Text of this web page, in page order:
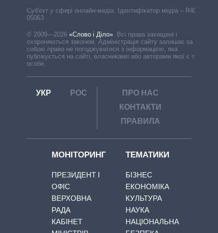
Cуб'єкт у сфері онлайн-медіа. Ідентифікатор медіа – R40-
05063
© 2009—2026 «Слово і Діло». Всі права захищені і
охороняються законом. Адміністрація сайту залишає за
собою право не погоджуватися з інформацією, яка
публікується на сайті, власниками або авторами якої є треті
особи.
УКР РОС
ПРО НАС
КОНТАКТИ
ПРАВИЛА
МОНІТОРИНГ
ПРЕЗИДЕНТ І
ОФІС
ВЕРХОВНА
РАДА
КАБІНЕТ
ТЕМАТИКИ
БІЗНЕС
ЕКОНОМІКА
КУЛЬТУРА
НАУКА
НАЦІОНАЛЬНА